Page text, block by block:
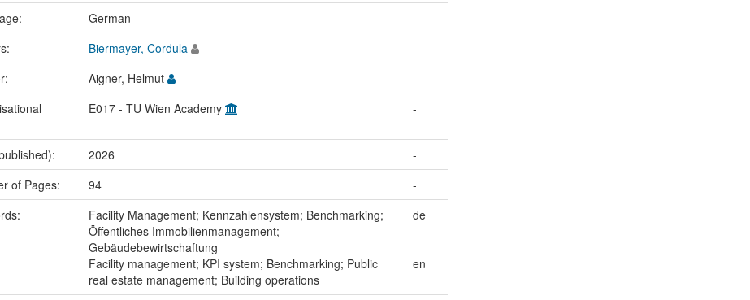
German
-
Biermayer, Cordula
-
Aigner, Helmut
-
E017 - TU Wien Academy -
2026
-
of Pages:
94
-
Facility Management; Kennzahlensystem; Benchmarking;
Öffentliches Immobilienmanagement;
Gebäudebewirtschaftung
de
Facility management; KPI system; Benchmarking; Public
real estate management; Building operations
en